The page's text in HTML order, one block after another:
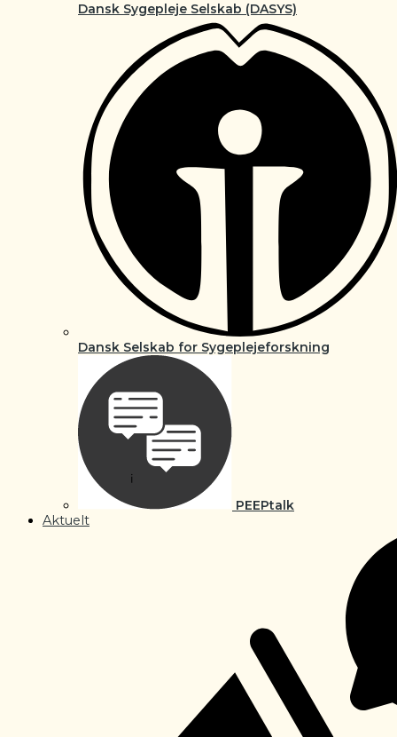
Dansk Sygepleje Selskab (DASYS)
Dansk Selskab for Sygeplejeforskning
PEEPtalk
Aktuelt